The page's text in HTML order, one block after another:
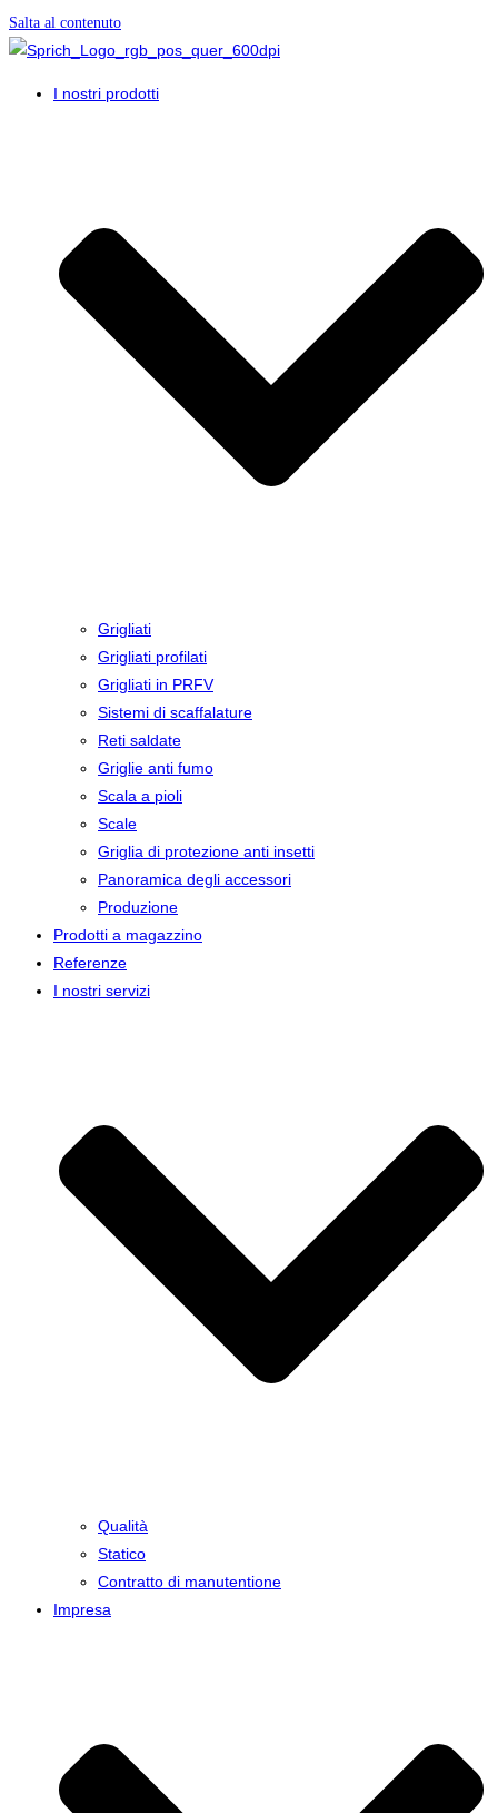
Salta al contenuto
I nostri prodotti
Grigliati
Grigliati profilati
Grigliati in PRFV
Sistemi di scaffalature
Reti saldate
Griglie anti fumo
Scala a pioli
Scale
Griglia di protezione anti insetti
Panoramica degli accessori
Produzione
Prodotti a magazzino
Referenze
I nostri servizi
Qualità
Statico
Contratto di manutentione
Impresa